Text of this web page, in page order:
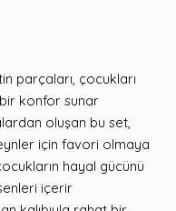
parçaları, çocukları
konfor sunar
oluşan bu set,
için favori olmaya
hayal gücünü
içerir